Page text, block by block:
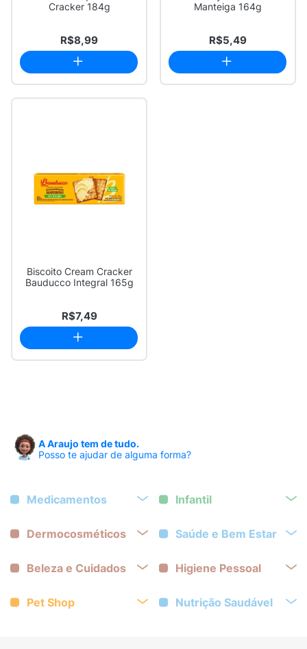
Cracker 184g
R$8,99
Manteiga 164g
R$5,49
Biscoito Cream Cracker
Bauducco Integral 165g
R$7,49
A Araujo tem de tudo.
Posso te ajudar de alguma forma?
Medicamentos Infantil
Dermocosméticos Saúde e Bem Estar
Beleza e Cuidados Higiene Pessoal
Pet Shop Nutrição Saudável